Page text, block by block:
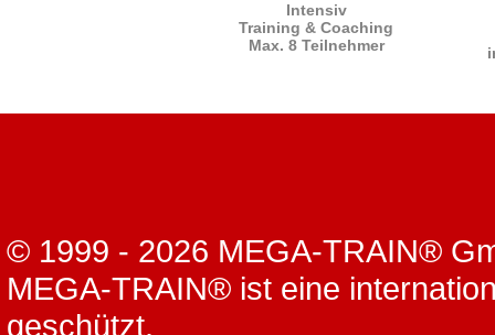
Intensiv
Training & Coaching
Max. 8 Teilnehmer
© 1999 - 2026 MEGA-TRAIN®
MEGA-TRAIN® ist eine
geschützt.